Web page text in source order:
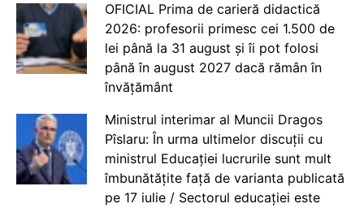
OFICIAL Prima de carieră didactică
2026: profesorii primesc cei 1.500 de
lei până la 31 august și îi pot folosi
până în august 2027 dacă rămân în
învățământ
Ministrul interimar al Muncii Dragos
Pîslaru: În urma ultimelor discuții cu
ministrul Educației lucrurile sunt mult
îmbunătățite față de varianta publicată
pe 17 iulie / Sectorul educației este